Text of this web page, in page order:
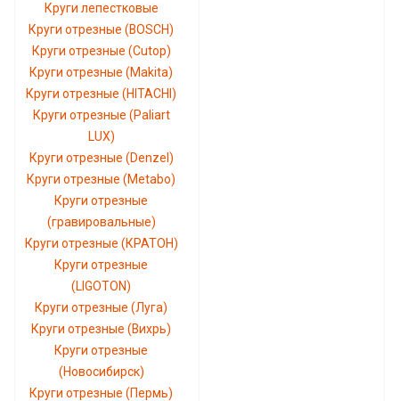
Круги лепестковые
Круги отрезные (BOSCH)
Круги отрезные (Cutop)
Круги отрезные (Makita)
Круги отрезные (HITACHI)
Круги отрезные (Paliart
LUX)
Круги отрезные (Denzel)
Круги отрезные (Metabo)
Круги отрезные
(гравировальные)
Круги отрезные (КРАТОН)
Круги отрезные
(LIGOTON)
Круги отрезные (Луга)
Круги отрезные (Вихрь)
Круги отрезные
(Новосибирск)
Круги отрезные (Пермь)